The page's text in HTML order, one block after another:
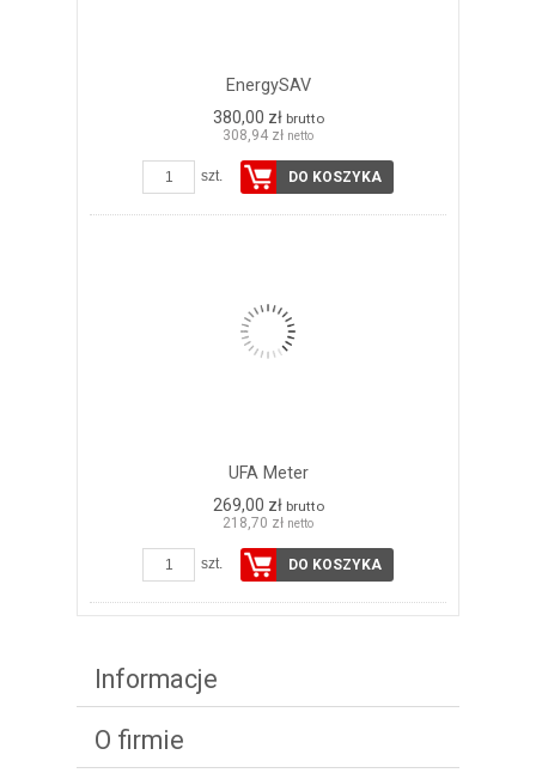
EnergySAV
380,00 zł brutto
308,94 zł netto
szt. DO KOSZYKA
UFA Meter
269,00 zł brutto
218,70 zł netto
szt. DO KOSZYKA
Informacje
O firmie